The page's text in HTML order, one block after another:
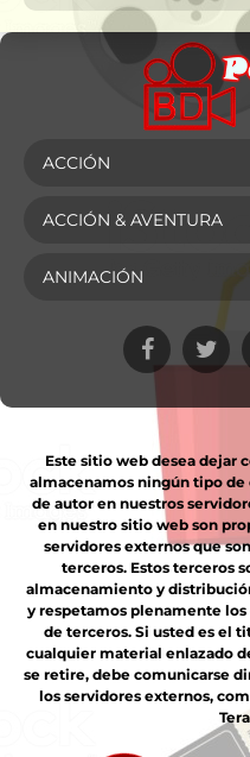
ACCIÓN
ACCIÓN & AVENTURA
ANIMACIÓN
Este sitio web desea dejar
almacenamos ningún tipo
de autor en nuestros
en nuestro sitio web son
servidores externos que
terceros. Estos terceros
almacenamiento y
y respetamos plenamente
de terceros. Si usted es el
cualquier material enlazado
se retire, debe comunicarse
los servidores externos,